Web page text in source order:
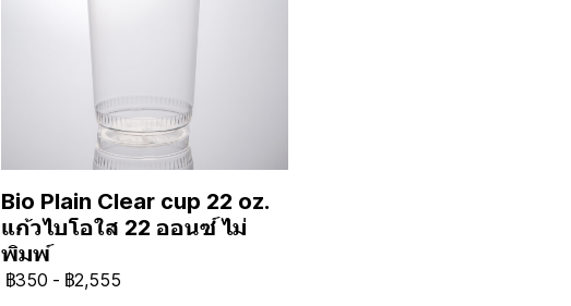
Bio Plain Clear cup 22 oz.
แก้วไบโอใส 22 ออนซ์ ไม่
พิมพ์
฿350 - ฿2,555